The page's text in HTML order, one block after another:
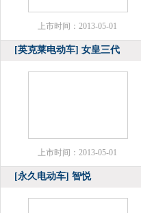
上市时间：2013-05-01
[英克莱电动车] 女皇三代
上市时间：2013-05-01
[永久电动车] 智悦